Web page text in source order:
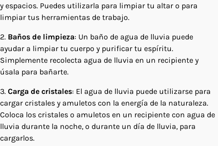
y espacios. Puedes utilizarla para limpiar tu altar o para
limpiar tus herramientas de trabajo.
2. Baños de limpieza: Un baño de agua de lluvia puede
ayudar a limpiar tu cuerpo y purificar tu espíritu.
Simplemente recolecta agua de lluvia en un recipiente y
úsala para bañarte.
3. Carga de cristales: El agua de lluvia puede utilizarse para
cargar cristales y amuletos con la energía de la naturaleza.
Coloca los cristales o amuletos en un recipiente con agua de
lluvia durante la noche, o durante un día de lluvia, para
cargarlos.